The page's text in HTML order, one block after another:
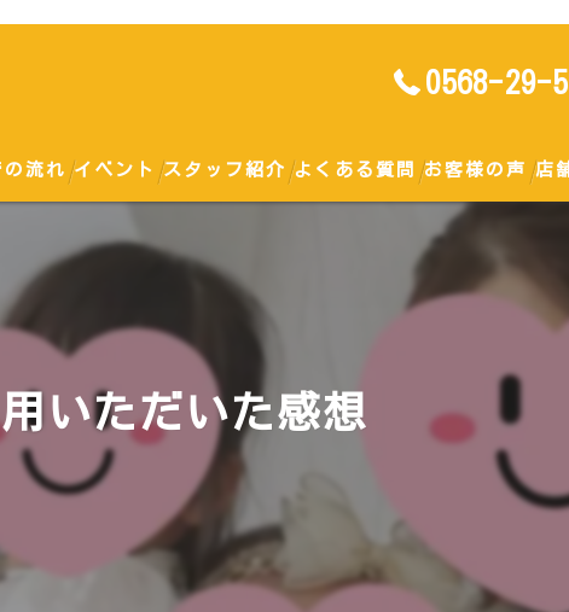
0568-29-
流れ イベント
勉強会
ハウスメーカー
戸建て
建て替え
スタッフ紹介 よくある質問 お客様の声 店
いただいた感想